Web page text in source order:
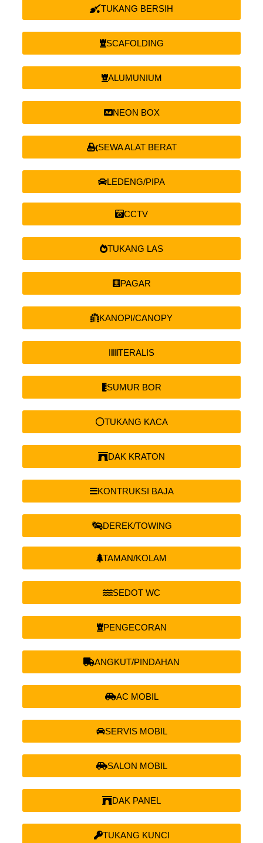
TUKANG BERSIH
SCAFOLDING
ALUMUNIUM
NEON BOX
SEWA ALAT BERAT
LEDENG/PIPA
CCTV
TUKANG LAS
PAGAR
KANOPI/CANOPY
TERALIS
SUMUR BOR
TUKANG KACA
DAK KRATON
KONTRUKSI BAJA
DEREK/TOWING
TAMAN/KOLAM
SEDOT WC
PENGECORAN
ANGKUT/PINDAHAN
AC MOBIL
SERVIS MOBIL
SALON MOBIL
DAK PANEL
TUKANG KUNCI